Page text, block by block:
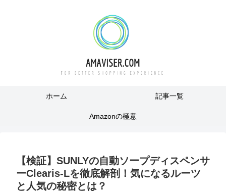
ホーム 記事一覧
Amazonの極意
【検証】SUNLYの自動ソープディスペンサ
ーClearis-Lを徹底解剖！気になるルーツ
と人気の秘密とは？